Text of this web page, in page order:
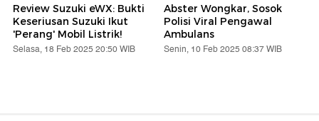
Review Suzuki eWX: Bukti
Keseriusan Suzuki Ikut
'Perang' Mobil Listrik!
Selasa, 18 Feb 2025 20:50 WIB
Abster Wongkar, Sosok
Polisi Viral Pengawal
Ambulans
Senin, 10 Feb 2025 08:37 WIB